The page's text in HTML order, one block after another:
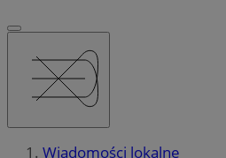
Wiadomości lokalne